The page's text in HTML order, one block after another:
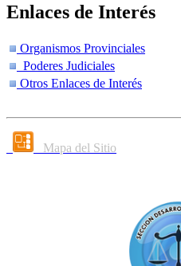
Enlaces de Interés
Organismos Provinciales
Poderes Judiciales
Otros Enlaces de Interés
Mapa del Sitio